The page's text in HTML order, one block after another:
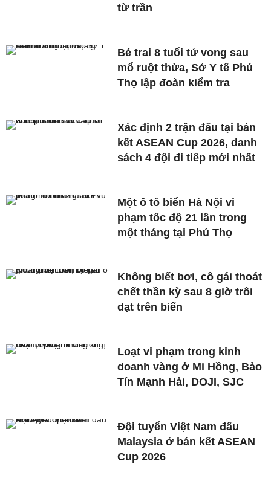
từ trần
Bé trai 8 tuổi tử vong sau
mổ ruột thừa, Sở Y tế Phú
Thọ lập đoàn kiểm tra
Xác định 2 trận đấu tại bán
kết ASEAN Cup 2026, danh
sách 4 đội đi tiếp mới nhất
Một ô tô biển Hà Nội vi
phạm tốc độ 21 lần trong
một tháng tại Phú Thọ
Không biết bơi, cô gái thoát
chết thần kỳ sau 8 giờ trôi
dạt trên biển
Loạt vi phạm trong kinh
doanh vàng ở Mi Hồng, Bảo
Tín Mạnh Hải, DOJI, SJC
Đội tuyển Việt Nam đấu
Malaysia ở bán kết ASEAN
Cup 2026